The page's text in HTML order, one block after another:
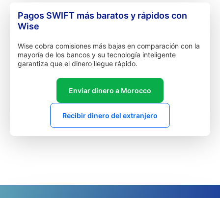
Pagos SWIFT más baratos y rápidos con
Wise
Wise cobra comisiones más bajas en comparación con la
mayoría de los bancos y su tecnología inteligente
garantiza que el dinero llegue rápido.
Enviar dinero a Morocco
Recibir dinero del extranjero